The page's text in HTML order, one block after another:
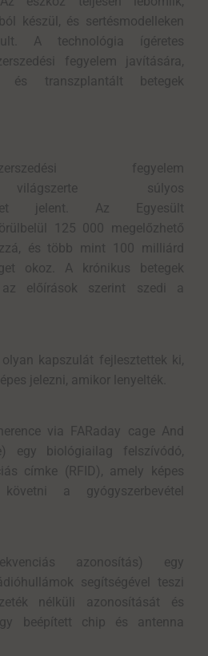
készül, és sertésmodelleken
A technológia ígéretes
fegyelem javítására,
és transzplantált betegek
fegyelem
világszerte súlyos
jelent. Az Egyesült
125 000 megelőzhető
és több mint 100 milliárd
okoz. A krónikus betegek
előírások szerint szedi a
kapszulát fejlesztettek ki,
jelezni, amikor lenyelték.
via FARaday cage And
egy biológiailag felszívódó,
címke (RFID), amely képes
a gyógyszerbevétel
azonosítás) egy
segítségével teszi
nélküli azonosítását és
beépített chip és antenna